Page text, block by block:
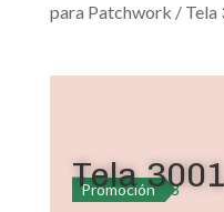
para Patchwork / Tela
Promoción
Tela